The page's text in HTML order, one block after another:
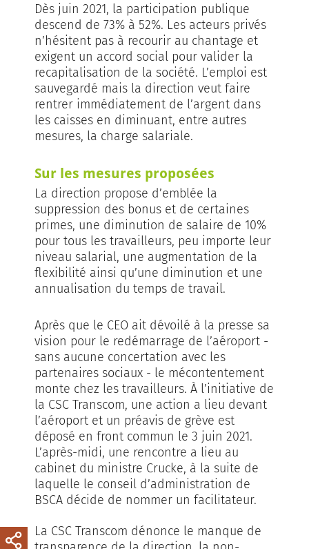
Dès juin 2021, la participation publique
descend de 73% à 52%. Les acteurs privés
n’hésitent pas à recourir au chantage et
exigent un accord social pour valider la
recapitalisation de la société. L’emploi est
sauvegardé mais la direction veut faire
rentrer immédiatement de l’argent dans
les caisses en diminuant, entre autres
mesures, la charge salariale.
Sur les mesures proposées
La direction propose d’emblée la
suppression des bonus et de certaines
primes, une diminution de salaire de 10%
pour tous les travailleurs, peu importe leur
niveau salarial, une augmentation de la
flexibilité ainsi qu’une diminution et une
annualisation du temps de travail.
Après que le CEO ait dévoilé à la presse sa
vision pour le redémarrage de l’aéroport -
sans aucune concertation avec les
partenaires sociaux - le mécontentement
monte chez les travailleurs. À l’initiative de
la CSC Transcom, une action a lieu devant
l’aéroport et un préavis de grève est
déposé en front commun le 3 juin 2021.
L’après-midi, une rencontre a lieu au
cabinet du ministre Crucke, à la suite de
laquelle le conseil d’administration de
BSCA décide de nommer un facilitateur.
La CSC Transcom dénonce le manque de